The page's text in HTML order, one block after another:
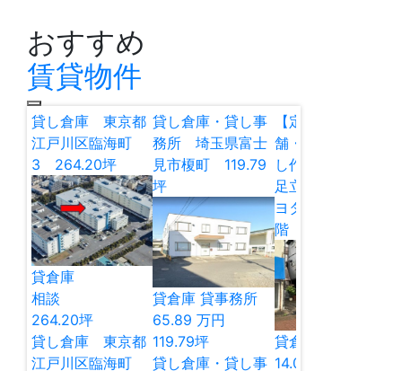
おすすめ
賃貸物件
貸し倉庫 東京都
江戸川区臨海町
3 264.20坪
貸倉庫
相談
264.20坪
貸し倉庫 東京都
江戸川区臨海町
貸し倉庫・貸し事
務所 埼玉県富士
見市榎町 119.79
坪
貸倉庫 貸事務所
65.89 万円
119.79坪
貸し倉庫・貸し事
【定借】貸し店
舗・貸し倉庫・貸
し作業所 東京都
足立区谷在家2 キ
ヨタマンション1
階 12.97坪
貸倉庫
14.00